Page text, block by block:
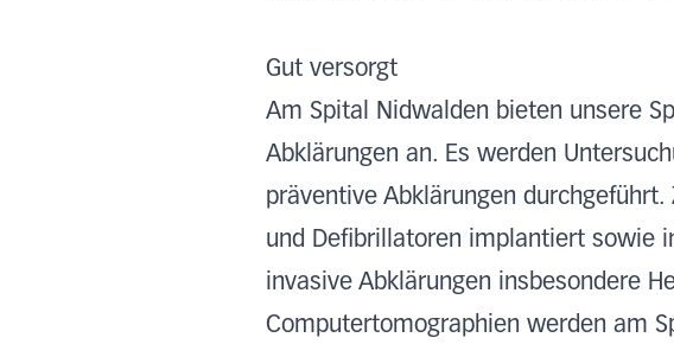
Gut versorgt
Am Spital Nidwalden bieten unsere
Abklärungen an. Es werden
präventive Abklärungen
und Defibrillatoren implantiert sowie
invasive Abklärungen insbesondere
Computertomographien werden am